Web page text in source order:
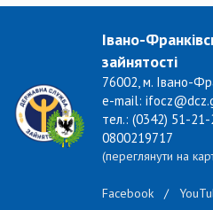
Івано-
зайнятості
76002, м. Івано-
e-mail:
тел.: (0342) 51-21-
0800219717
(переглянути на
Facebook /